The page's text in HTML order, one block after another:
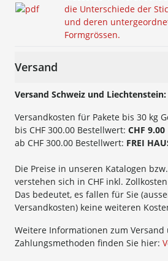
die Unterschiede der
und deren
Formgrössen.
Versand
Versand Schweiz und Liechtenstein:
Versandkosten für Pakete bis 30 kg
bis CHF 300.00 Bestellwert: CHF 9.00
ab CHF 300.00 Bestellwert: FREI
Die Preise in unseren Katalogen
verstehen sich in CHF inkl.
Das bedeutet, es fallen für Sie
Versandkosten) keine weiteren
Weitere Informationen zum Versand
Zahlungsmethoden finden Sie hier: